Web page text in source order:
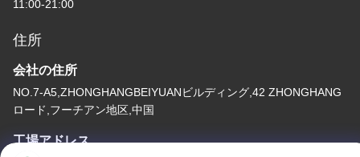
11:00-21:00
住所
会社の住所
NO.7-A5,ZHONGHANGBEIYUANビルディング,42 ZHONGHANG
ロード,フーチアン地区,中国
工場アドレス